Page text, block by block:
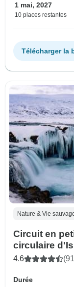
1 mai, 2027
10 places restantes
Télécharger la
Nature & Vie
Circuit en
circulaire
Snæfellsnes -
4.6
Durée